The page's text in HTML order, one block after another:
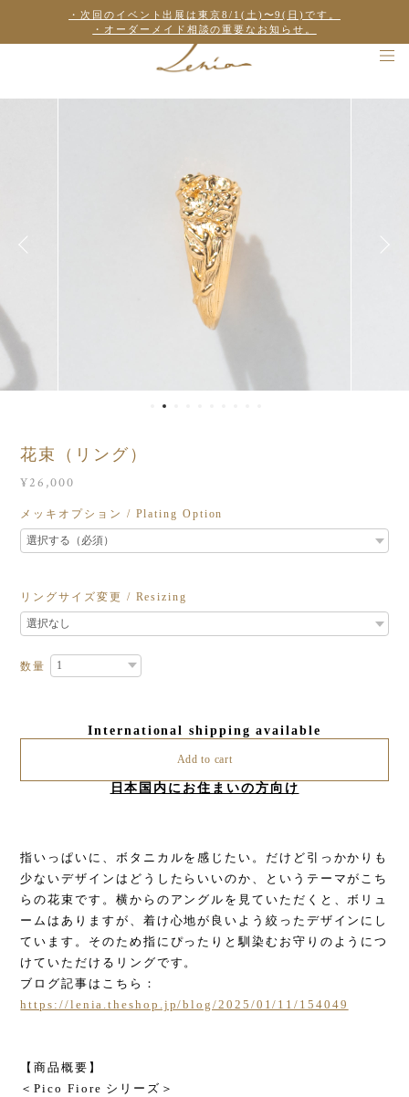
・次回のイベント出展は東京8/1(土)〜9(日)です。
・オーダーメイド相談の重要なお知らせ。
花束（リング）
¥26,000
メッキオプション / Plating Option
リングサイズ変更 / Resizing
数量
International shipping available
Add to cart
日本国内にお住まいの方向け
指いっぱいに、ボタニカルを感じたい。だけど引っかかりも
少ないデザインはどうしたらいいのか、というテーマがこち
らの花束です。横からのアングルを見ていただくと、ボリュ
ームはありますが、着け心地が良いよう絞ったデザインにし
ています。そのため指にぴったりと馴染むお守りのようにつ
けていただけるリングです。
ブログ記事はこちら：
https://lenia.theshop.jp/blog/2025/01/11/154049
【商品概要】
＜Pico Fiore シリーズ＞